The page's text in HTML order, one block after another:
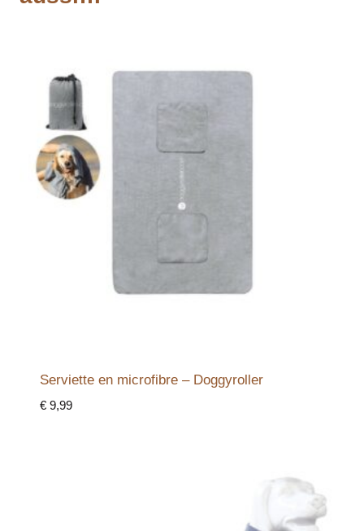
Serviette en microfibre – Doggyroller
€9,99